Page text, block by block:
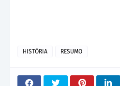
HISTÓRIA RESUMO